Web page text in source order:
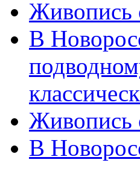
Живопись
В
Живопись
В